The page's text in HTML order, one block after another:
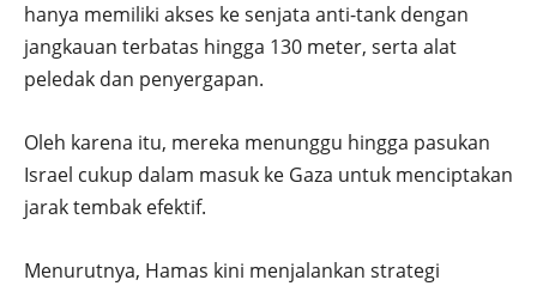
hanya memiliki akses ke senjata anti-tank dengan
jangkauan terbatas hingga 130 meter, serta alat
peledak dan penyergapan.
Oleh karena itu, mereka menunggu hingga pasukan
Israel cukup dalam masuk ke Gaza untuk menciptakan
jarak tembak efektif.
Menurutnya, Hamas kini menjalankan strategi